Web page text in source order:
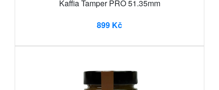
Kaffia Tamper PRO 51.35mm
899 Kč